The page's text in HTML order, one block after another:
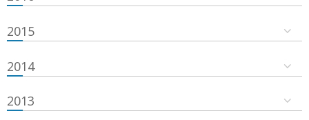
2015
2014
2013